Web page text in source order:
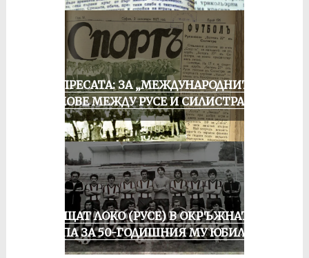
ОТ ПРЕСАТА: ЗА „МЕЖДУНАРОДНИТЕ“
МАЧОВЕ МЕЖДУ РУСЕ И СИЛИСТРА
ПРАЩАТ ЛОКО (РУСЕ) В ОКРЪЖНАТА
ГРУПА ЗА 50-ГОДИШНИЯ МУ ЮБИЛЕЙ